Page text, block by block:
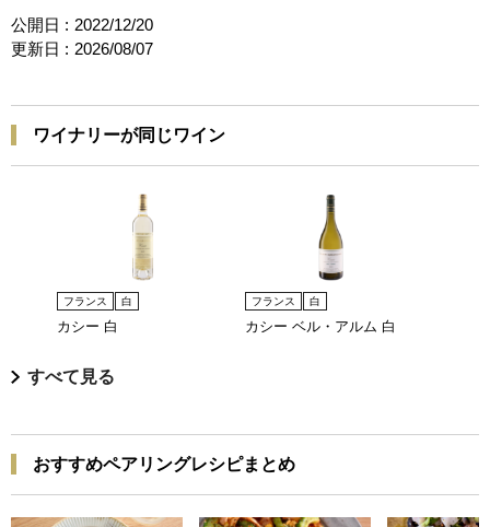
公開日 : 2022/12/20
更新日 : 2026/08/07
ワイナリーが同じワイン
フランス 白
カシー 白
フランス 白
カシー ベル・アルム 白
すべて見る
おすすめペアリングレシピまとめ